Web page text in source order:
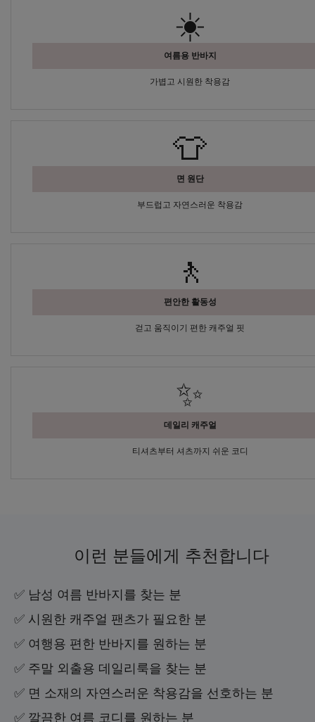
☀️
여름용 반바지
가볍고 시원한 착용감
👕
면 원단
부드럽고 자연스러운 착용감
🚶
편안한 활동성
걷고 움직이기 편한 캐주얼 핏
✨
데일리 캐주얼
티셔츠부터 셔츠까지 쉬운 코디
이런 분들에게 추천합니다
✅ 남성 여름 반바지를 찾는 분
✅ 시원한 캐주얼 팬츠가 필요한 분
✅ 여행용 편한 반바지를 원하는 분
✅ 주말 외출용 데일리룩을 찾는 분
✅ 면 소재의 자연스러운 착용감을 선호하는 분
✅ 깔끔한 여름 코디를 원하는 분